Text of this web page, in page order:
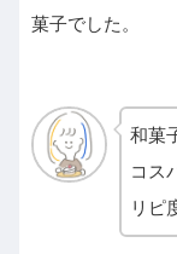
菓子でした。
和菓
コ
リ